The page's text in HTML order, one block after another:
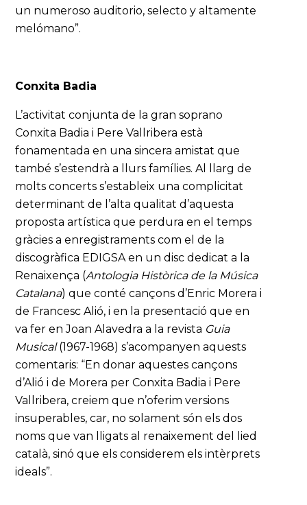
un numeroso auditorio, selecto y altamente
melómano”.
Conxita Badia
L’activitat conjunta de la gran soprano
Conxita Badia i Pere Vallribera està
fonamentada en una sincera amistat que
també s’estendrà a llurs famílies. Al llarg de
molts concerts s’estableix una complicitat
determinant de l’alta qualitat d’aquesta
proposta artística que perdura en el temps
gràcies a enregistraments com el de la
discogràfica EDIGSA en un disc dedicat a la
Renaixença (Antologia Històrica de la Música
Catalana) que conté cançons d’Enric Morera i
de Francesc Alió, i en la presentació que en
va fer en Joan Alavedra a la revista Guia
Musical(1967-1968) s’acompanyen aquests
comentaris: “En donar aquestes cançons
d’Alió i de Morera per Conxita Badia i Pere
Vallribera, creiem que n’oferim versions
insuperables, car, no solament són els dos
noms que van lligats al renaixement del lied
català, sinó que els considerem els intèrprets
ideals”.